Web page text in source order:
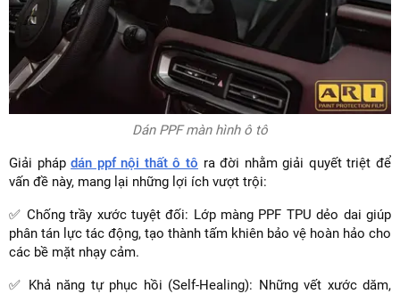
Dán PPF màn hình ô tô
Giải phápdán ppf nội thất ô tô ra đời nhằm giải quyết triệt để
vấn đề này, mang lại những lợi ích vượt trội:
✅ Chống trầy xước tuyệt đối: Lớp màng PPF TPU dẻo dai giúp
phân tán lực tác động, tạo thành tấm khiên bảo vệ hoàn hảo cho
các bề mặt nhạy cảm.
✅ Khả năng tự phục hồi (Self-Healing): Những vết xước dăm,